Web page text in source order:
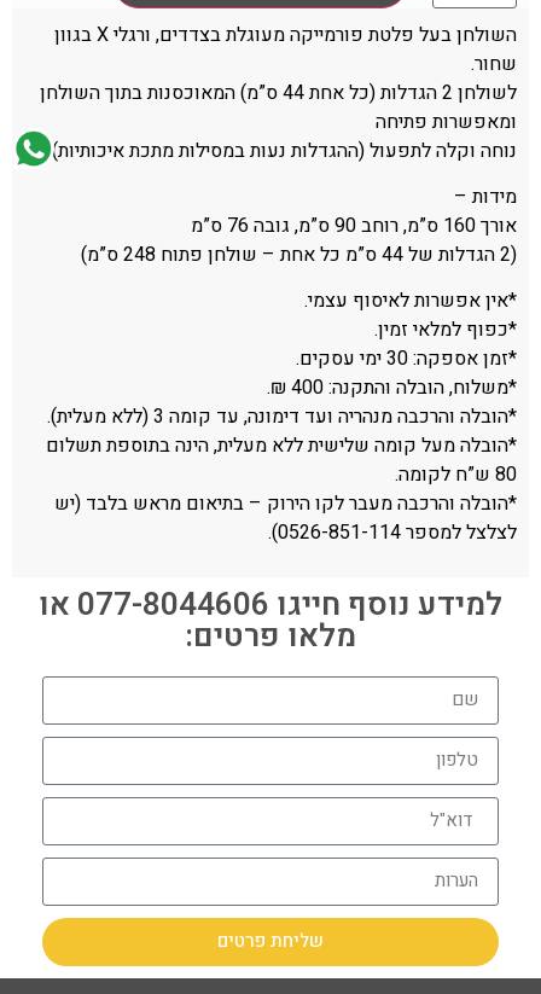
השולחן בעל פלטת פורמייקה מעוגלת בצדדים, ורגלי X בגוון
שחור.
לשולחן 2 הגדלות (כל אחת 44 ס”מ) המאוכסנות בתוך השולחן
ומאפשרות פתיחה
נוחה וקלה לתפעול (ההגדלות נעות במסילות מתכת איכותיות).
מידות –
אורך 160 ס”מ, רוחב 90 ס”מ, גובה 76 ס”מ
(2 הגדלות של 44 ס”מ כל אחת – שולחן פתוח 248 ס”מ)
*אין אפשרות לאיסוף עצמי.
*כפוף למלאי זמין.
*זמן אספקה: 30 ימי עסקים.
*משלוח, הובלה והתקנה: 400 ₪.
*הובלה והרכבה מנהריה ועד דימונה, עד קומה 3 (ללא מעלית).
*הובלה מעל קומה שלישית ללא מעלית, הינה בתוספת תשלום
80 ש”ח לקומה.
*הובלה והרכבה מעבר לקו הירוק – בתיאום מראש בלבד (יש
לצלצל למספר 0526-851-114).
למידע נוסף חייגו 077-8044606 או
מלאו פרטים:
שליחת פרטים